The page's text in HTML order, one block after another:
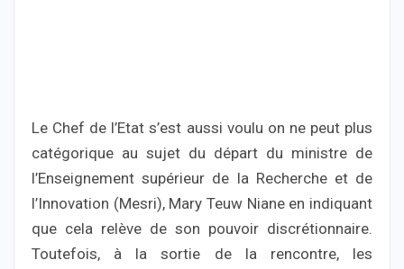
Le Chef de l’Etat s’est aussi voulu on ne peut plus
catégorique au sujet du départ du ministre de
l’Enseignement supérieur de la Recherche et de
l’Innovation (Mesri), Mary Teuw Niane en indiquant
que cela relève de son pouvoir discrétionnaire.
Toutefois, à la sortie de la rencontre, les